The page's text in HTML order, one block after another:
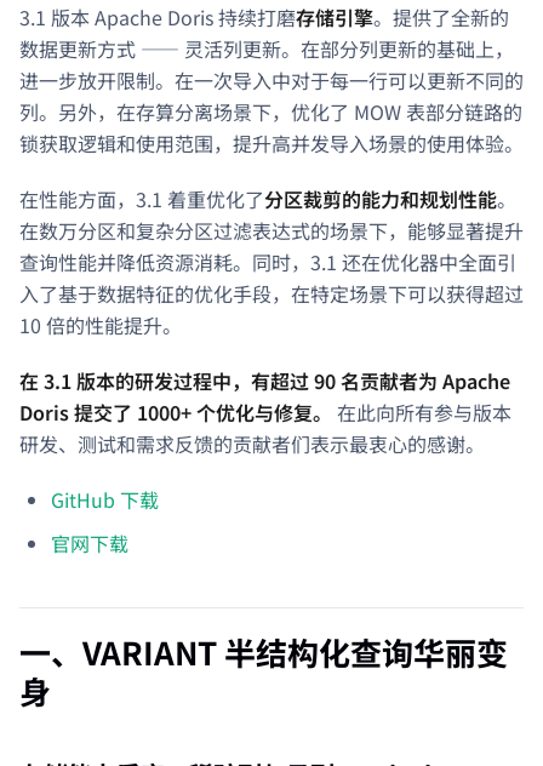
3.1 版本 Apache Doris 持续打磨存储引擎。提供了全新的
数据更新方式 —— 灵活列更新。在部分列更新的基础上，
进一步放开限制。在一次导入中对于每一行可以更新不同的
列。另外，在存算分离场景下，优化了 MOW 表部分链路的
锁获取逻辑和使用范围，提升高并发导入场景的使用体验。
在性能方面，3.1 着重优化了分区裁剪的能力和规划性能。
在数万分区和复杂分区过滤表达式的场景下，能够显著提升
查询性能并降低资源消耗。同时，3.1 还在优化器中全面引
入了基于数据特征的优化手段，在特定场景下可以获得超过
10 倍的性能提升。
在 3.1 版本的研发过程中，有超过 90 名贡献者为 Apache
Doris 提交了 1000+ 个优化与修复。 在此向所有参与版本
研发、测试和需求反馈的贡献者们表示最衷心的感谢。
GitHub 下载
官网下载
一、VARIANT 半结构化查询华丽变
身